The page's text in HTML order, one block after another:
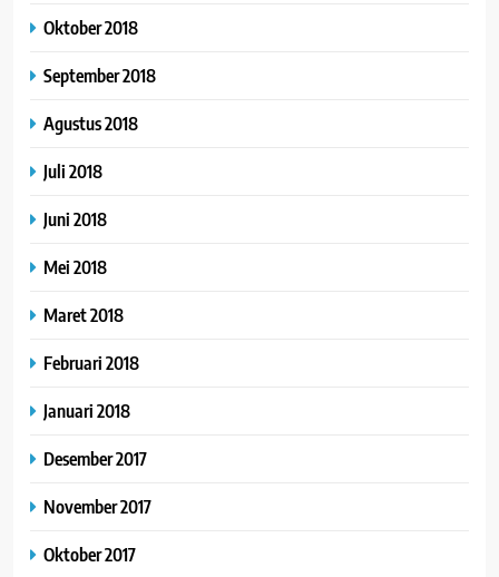
Oktober 2018
September 2018
Agustus 2018
Juli 2018
Juni 2018
Mei 2018
Maret 2018
Februari 2018
Januari 2018
Desember 2017
November 2017
Oktober 2017